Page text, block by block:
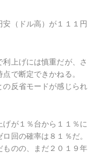
（ドル高）が１１１円
上げには慎重だが、さ
で断定できかねる。
の反省モードが感じられ
が１％台から１１％に
回の確率は８１％だ。
のの、まだ２０１９年